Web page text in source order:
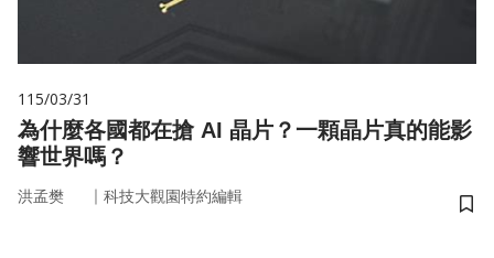
115/03/31
為什麼各國都在搶 AI 晶片？一顆晶片真的能影
響世界嗎？
洪孟樊 ｜ 科技大觀園特約編輯
儲